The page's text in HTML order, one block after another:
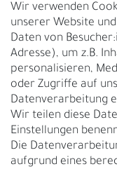
Vertrag widerrufen
UNTERNEHMEN
Nachhaltigkeit
Kontakt
Über uns
Rückgabe
Gürtelgröße messen
Wir verwenden
unserer Website
Daten von
Adresse), um z.B.
personalisieren,
oder Zugriffe auf
Datenverarbeitung
Wir teilen diese
Einstellungen
Die
aufgrund eines